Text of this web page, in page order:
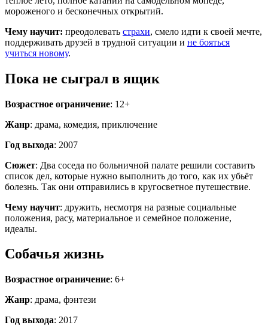
мороженого и бесконечных открытий.
Чему научит: преодолевать страхи, смело идти к своей мечте,
поддерживать друзей в трудной ситуации и не бояться
учиться новому.
Пока не сыграл в ящик
Возрастное ограничение: 12+
Жанр: драма, комедия, приключение
Год выхода: 2007
Сюжет: Два соседа по больничной палате решили составить
список дел, которые нужно выполнить до того, как их убьёт
болезнь. Так они отправились в кругосветное путешествие.
Чему научит: дружить, несмотря на разные социальные
положения, расу, материальное и семейное положение,
идеалы.
Собачья жизнь
Возрастное ограничение: 6+
Жанр: драма, фэнтези
Год выхода: 2017